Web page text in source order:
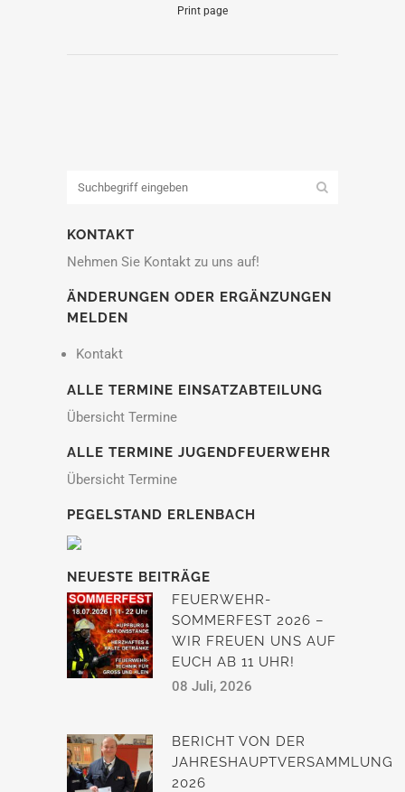
Print page
KONTAKT
Nehmen Sie Kontakt zu uns auf!
ÄNDERUNGEN ODER ERGÄNZUNGEN
MELDEN
Kontakt
ALLE TERMINE EINSATZABTEILUNG
Übersicht Termine
ALLE TERMINE JUGENDFEUERWEHR
Übersicht Termine
PEGELSTAND ERLENBACH
NEUESTE BEITRÄGE
FEUERWEHR-
SOMMERFEST 2026 –
WIR FREUEN UNS AUF
EUCH AB 11 UHR!
08 Juli, 2026
BERICHT VON DER
JAHRESHAUPTVERSAMMLUNG
2026